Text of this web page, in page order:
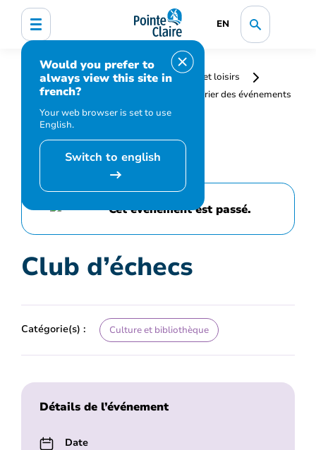
EN
Would you prefer to
always view this site in
french?
Your web browser is set to use
English.
Switch to english
Accueil
Bibliothèque, culture, sports et loisirs
Programmation et inscription
Calendrier des événements
et activités
Club d’échecs
Cet événement est passé.
Club d’échecs
Catégorie(s) : Culture et bibliothèque
Détails de l’événement
Date